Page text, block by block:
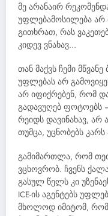
მე არანაირ
უფლებამოსილება არ
გითხრათ, რას
კიდევ ვნახავ…
თან მაქვს ჩემი
უფლებას არ
არ იფიქრებენ, რომ
გადავუღებ ფოტოებს
რეიდს დავინახავ, არ
თუმცა, უცნობებს
გამიმართლა, რომ
ვცხოვრობ. ჩვენს
გასულ წელს კი
ICE-ის აგენტებს
მხოლოდ იმიტომ, რომ